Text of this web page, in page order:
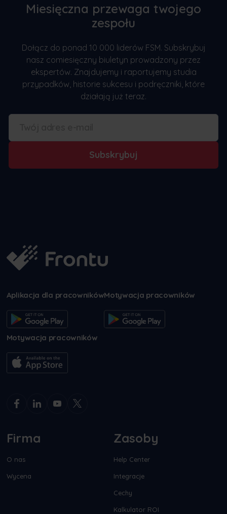
Miesięczna przewaga twojego
zespołu
Dołącz do ponad 10 000 liderów FSM. Subskrybuj
nasz comiesięczny biuletyn prowadzony przez
ekspertów. Znajdujemy i raportujemy studia
przypadków, historie sukcesu i podręczniki, które
działają już teraz.
Subskrybuj
Aplikacja dla pracownikówMotywacja pracowników
Motywacja pracowników
Firma
O nas
Wycena
Zasoby
Help Center
Integracje
Cechy
Kalkulator ROI